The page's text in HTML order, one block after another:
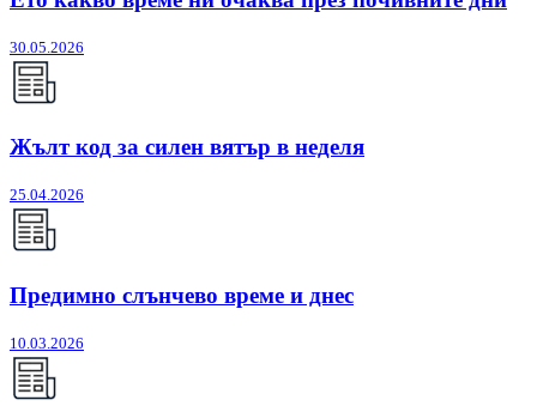
30.05.2026
Жълт код за силен вятър в неделя
25.04.2026
Предимно слънчево време и днес
10.03.2026